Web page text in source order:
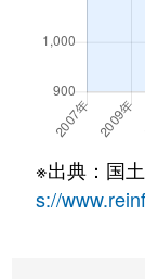
※出典：国
s://